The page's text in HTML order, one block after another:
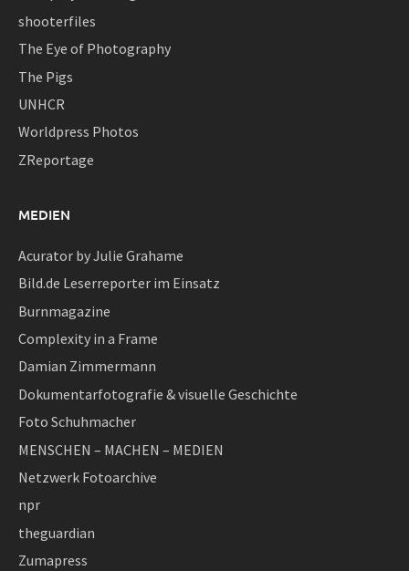
shooterfiles
The Eye of Photography
The Pigs
UNHCR
Worldpress Photos
ZReportage
MEDIEN
Acurator by Julie Grahame
Bild.de Leserreporter im Einsatz
Burnmagazine
Complexity in a Frame
Damian Zimmermann
Dokumentarfotografie & visuelle Geschichte
Foto Schuhmacher
MENSCHEN – MACHEN – MEDIEN
Netzwerk Fotoarchive
npr
theguardian
Zumapress